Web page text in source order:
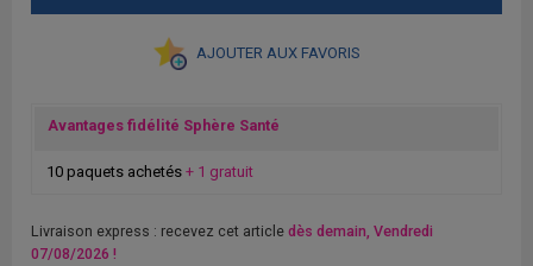
AJOUTER AUX FAVORIS
Avantages fidélité Sphère Santé
10 paquets achetés + 1 gratuit
Livraison express : recevez cet article dès demain, Vendredi
07/08/2026 !